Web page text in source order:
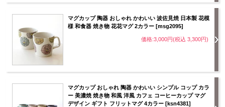
マグカップ 陶器 おしゃれ かわいい 波佐見焼 日本製 花模
様 和食器 焼き物 花花マグ 2カラー [msg2095]
価格:3,000円(税込 3,300円)
マグカップ おしゃれ 陶器 かわいい シンプル コップ カラ
ー 美濃焼 焼き物 和風 洋風 カフェ コーヒーカップ マグ
デザイン ギフト フリットマグ 4カラー [ksn4381]